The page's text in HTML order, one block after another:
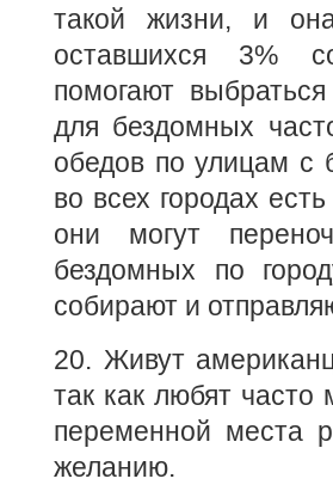
такой жизни, и
оставшихся 3%
помогают
для бездомных
обедов по улицам с
во всех городах
они могут
бездомных по
собирают и
20. Живут
так как любят часто
переменной места
желанию.